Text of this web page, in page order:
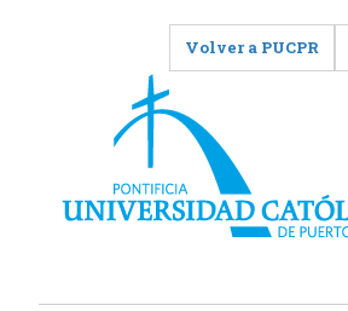
Volver a PUCPR